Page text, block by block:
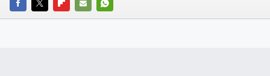
FACEBOOK
TWITTERFLIPBOARD
E-
WHATSAPP